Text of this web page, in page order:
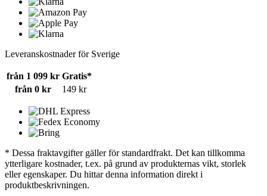
Leveranskostnader för Sverige
från 1 099 kr Gratis*
från 0 kr
149 kr
* Dessa fraktavgifter gäller för standardfrakt. Det kan tillkomma
ytterligare kostnader, t.ex. på grund av produkternas vikt, storlek
eller egenskaper. Du hittar denna information direkt i
produktbeskrivningen.